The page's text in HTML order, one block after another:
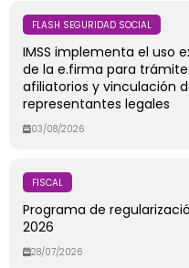
FLASH SEGURIDAD SOCIAL
IMSS implementa el uso
de la e.firma para
afiliatorios y vinculación
representantes legales
03/08/2026
FISCAL
Programa de
2026
28/07/2026